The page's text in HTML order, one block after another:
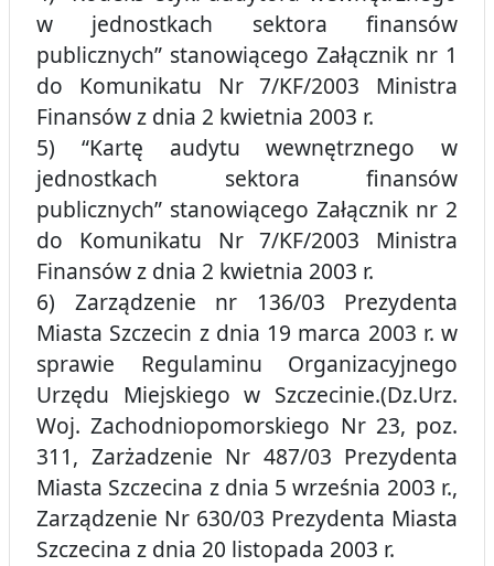
w jednostkach sektora finansów
publicznych” stanowiącego Załącznik nr 1
do Komunikatu Nr 7/KF/2003 Ministra
Finansów z dnia 2 kwietnia 2003 r.
5) “Kartę audytu wewnętrznego w
jednostkach sektora finansów
publicznych” stanowiącego Załącznik nr 2
do Komunikatu Nr 7/KF/2003 Ministra
Finansów z dnia 2 kwietnia 2003 r.
6) Zarządzenie nr 136/03 Prezydenta
Miasta Szczecin z dnia 19 marca 2003 r. w
sprawie Regulaminu Organizacyjnego
Urzędu Miejskiego w Szczecinie.(Dz.Urz.
Woj. Zachodniopomorskiego Nr 23, poz.
311, Zarżadzenie Nr 487/03 Prezydenta
Miasta Szczecina z dnia 5 września 2003 r.,
Zarządzenie Nr 630/03 Prezydenta Miasta
Szczecina z dnia 20 listopada 2003 r.